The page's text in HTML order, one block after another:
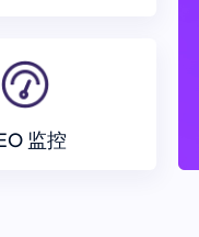
监控